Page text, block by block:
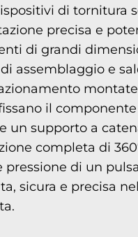
di tornitura
precisa e
di grandi
assemblaggio e
il
un supporto a
completa di
pressione di un
sicura e precisa